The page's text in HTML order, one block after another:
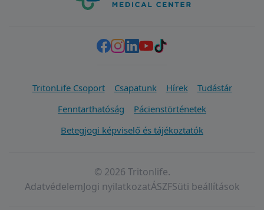
TritonLife Csoport Csapatunk Hírek
Tudástár
Fenntarthatóság
Pácienstörténetek
Betegjogi képviselő és tájékoztatók
© 2026 Tritonlife.
AdatvédelemJogi nyilatkozatÁSZFSüti beállítások